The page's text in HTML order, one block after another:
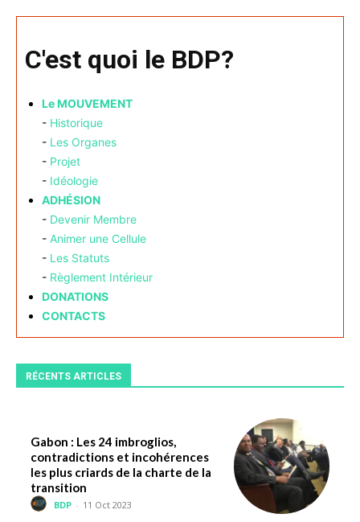
C'est quoi le BDP?
Le MOUVEMENT
- Historique
- Les Organes
- Projet
- Idéologie
ADHÉSION
- Devenir Membre
- Animer une Cellule
- Les Statuts
- Règlement Intérieur
DONATIONS
CONTACTS
RÉCENTS ARTICLES
Gabon : Les 24 imbroglios,
contradictions et incohérences
les plus criards de la charte de la
transition
BDP - 11 Oct 2023